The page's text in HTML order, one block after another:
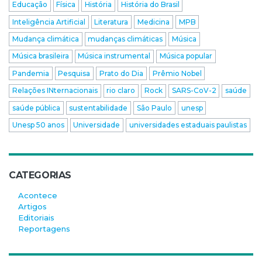
Educação Física História
História do Brasil
Inteligência Artificial
Literatura Medicina
MPB
Mudança climática
mudanças climáticas
Música
Música brasileira
Música instrumental
Música popular
Pandemia
Pesquisa Prato do Dia
Prêmio Nobel
Relações INternacionais
rio claro Rock SARS-CoV-2
saúde
saúde pública
sustentabilidade São Paulo
unesp
Unesp 50 anos
Universidade universidades estaduais paulistas
CATEGORIAS
Acontece
Artigos
Editoriais
Reportagens